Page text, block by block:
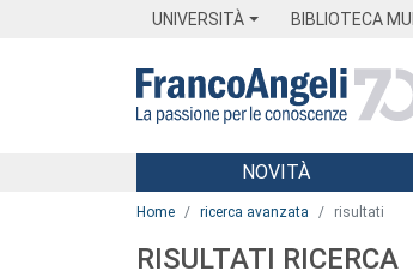
UNIVERSITÀ BIBLIOTECA
Menu
NOVITÀ
Home ricerca avanzata risultati
RISULTATI RICERCA